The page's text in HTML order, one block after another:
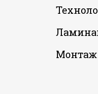
Монтаж